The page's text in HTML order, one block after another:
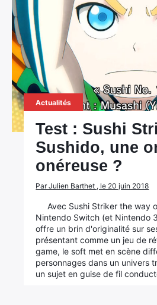
Actualités
Test : Sushi
Sushido, une
onéreuse ?
Par Julien Barthet , le 20 juin 2018
Avec Sushi Striker the way
Nintendo Switch (et Nintendo
offre un brin d'originalité sur
présentant comme un jeu de
game, le soft met en scène
personnages dans un univers
un sujet en guise de fil
Rechercher